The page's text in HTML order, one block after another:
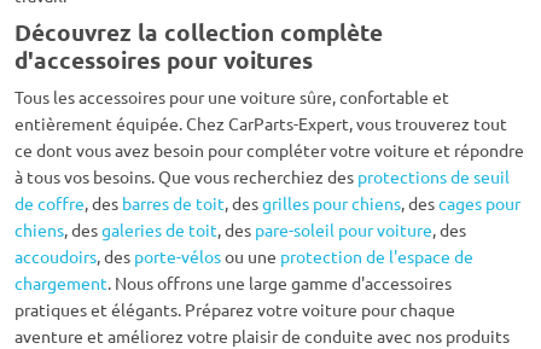
Découvrez la collection complète
d'accessoires pour voitures
Tous les accessoires pour une voiture sûre, confortable et
entièrement équipée. Chez CarParts-Expert, vous trouverez tout
ce dont vous avez besoin pour compléter votre voiture et répondre
à tous vos besoins. Que vous recherchiez des protections de seuil
de coffre, des barres de toit, desgrilles pour chiens, descages pour
chiens, desgaleries de toit, des pare-soleil pour voiture, des
accoudoirs, des porte-vélosou une protection de l'espace de
chargement. Nous offrons une large gamme d'accessoires
pratiques et élégants. Préparez votre voiture pour chaque
aventure et améliorez votre plaisir de conduite avec nos produits